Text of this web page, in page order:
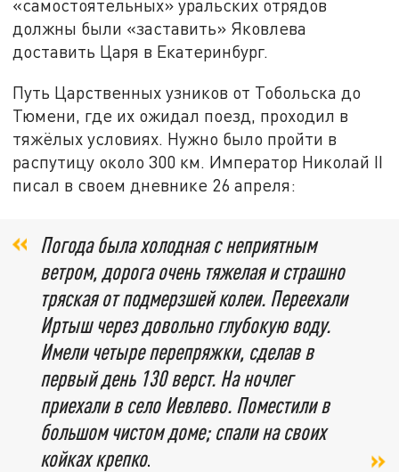
«самостоятельных» уральских отрядов
должны были «заставить» Яковлева
доставить Царя в Екатеринбург.
Путь Царственных узников от Тобольска до
Тюмени, где их ожидал поезд, проходил в
тяжёлых условиях. Нужно было пройти в
распутицу около 300 км. Император Николай II
писал в своем дневнике 26 апреля:
Погода была холодная с неприятным
ветром, дорога очень тяжелая и страшно
тряская от подмерзшей колеи. Переехали
Иртыш через довольно глубокую воду.
Имели четыре перепряжки, сделав в
первый день 130 верст. На ночлег
приехали в село Иевлево. Поместили в
большом чистом доме; спали на своих
койках крепко.